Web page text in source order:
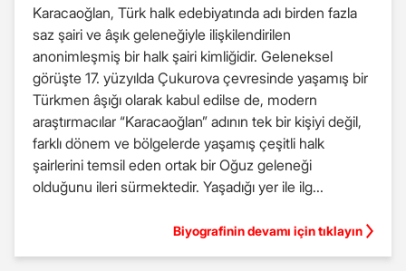
Karacaoğlan, Türk halk edebiyatında adı birden fazla
saz şairi ve âşık geleneğiyle ilişkilendirilen
anonimleşmiş bir halk şairi kimliğidir. Geleneksel
görüşte 17. yüzyılda Çukurova çevresinde yaşamış bir
Türkmen âşığı olarak kabul edilse de, modern
araştırmacılar “Karacaoğlan” adının tek bir kişiyi değil,
farklı dönem ve bölgelerde yaşamış çeşitli halk
şairlerini temsil eden ortak bir Oğuz geleneği
olduğunu ileri sürmektedir. Yaşadığı yer ile ilg...
Biyografinin devamı için tıklayın